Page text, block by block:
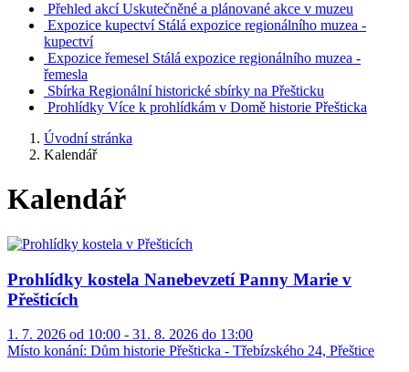
Přehled akcí Uskutečněné a plánované akce v muzeu
Expozice kupectví Stálá expozice regionálního muzea -
kupectví
Expozice řemesel Stálá expozice regionálního muzea -
řemesla
Sbírka Regionální historické sbírky na Přešticku
Prohlídky Více k prohlídkám v Domě historie Přešticka
Úvodní stránka
Kalendář
Kalendář
Prohlídky kostela Nanebevzetí Panny Marie v
Přešticích
1. 7. 2026 od 10:00 - 31. 8. 2026 do 13:00
Místo konání: Dům historie Přešticka - Třebízského 24, Přeštice